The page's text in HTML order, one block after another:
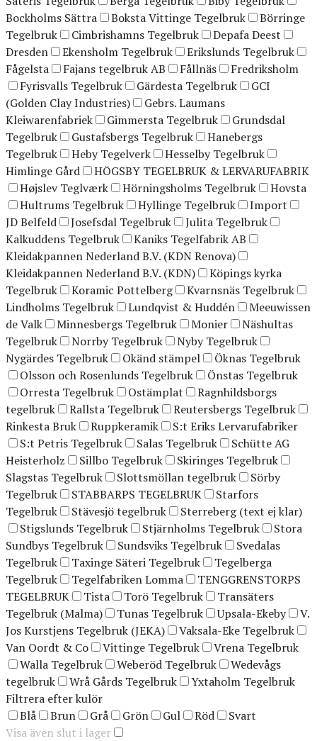
Bockholms Sättra
Boksta Vittinge Tegelbruk
Börringe
Tegelbruk
Cimbrishamns Tegelbruk
Depafa Deest
Dresden
Ekensholm Tegelbruk
Erikslunds Tegelbruk
Fågelsta
Fajans tegelbruk AB Fållnäs
Fredriksholm
Fyrisvalls Tegelbruk
Gärdesta Tegelbruk
GCI
(Golden Clay Industries)
Gebrs. Laumans
Kleiwarenfabriek
Gimmersta Tegelbruk
Grundsdal
Tegelbruk
Gustafsbergs Tegelbruk
Hanebergs
Tegelbruk
Heby Tegelverk
Hesselby Tegelbruk
Himlinge Gård
HÖGSBY TEGELBRUK & LERVARUFABRIK
Højslev Teglværk
Hörningsholms Tegelbruk
Hovsta
Hultrums Tegelbruk
Hyllinge Tegelbruk
Import
JD Belfeld
Josefsdal Tegelbruk
Julita Tegelbruk
Kalkuddens Tegelbruk
Kaniks Tegelfabrik AB
Kleidakpannen Nederland B.V. (KDN Renova)
Kleidakpannen Nederland B.V. (KDN)
Köpings kyrka
Tegelbruk
Koramic Pottelberg
Kvarnsnäs Tegelbruk
Lindholms Tegelbruk
Lundqvist & Huddén
Meeuwissen
de Valk
Minnesbergs Tegelbruk Monier
Näshultas
Tegelbruk
Norrby Tegelbruk
Nyby Tegelbruk
Nygärdes Tegelbruk
Okänd stämpel
Öknas Tegelbruk
Olsson och Rosenlunds Tegelbruk
Önstas Tegelbruk
Orresta Tegelbruk
Ostämplat
Ragnhildsborgs
tegelbruk
Rallsta Tegelbruk
Reutersbergs Tegelbruk
Rinkesta Bruk
Ruppkeramik
S:t Eriks Lervarufabriker
S:t Petris Tegelbruk
Salas Tegelbruk
Schütte AG
Heisterholz
Sillbo Tegelbruk
Skiringes Tegelbruk
Slagstas Tegelbruk
Slottsmöllan tegelbruk
Sörby
Tegelbruk
STABBARPS TEGELBRUK
Starfors
Tegelbruk
Stävesjö tegelbruk
Sterreberg (text ej klar)
Stigslunds Tegelbruk
Stjärnholms Tegelbruk
Stora
Sundbys Tegelbruk
Sundsviks Tegelbruk
Svedalas
Tegelbruk
Taxinge Säteri Tegelbruk
Tegelberga
Tegelbruk
Tegelfabriken Lomma
TENGGRENSTORPS
TEGELBRUK
Tista Torö Tegelbruk
Transäters
Tegelbruk (Malma)
Tunas Tegelbruk Upsala-Ekeby
V.
Jos Kurstjens Tegelbruk (JEKA)
Vaksala-Eke Tegelbruk
Van Oordt & Co
Vittinge Tegelbruk
Vrena Tegelbruk
Walla Tegelbruk
Weberöd Tegelbruk
Wedevågs
tegelbruk
Wrå Gårds Tegelbruk
Yxtaholm Tegelbruk
Filtrera efter kulör
Blå
Brun Grå Grön Gul Röd
Svart
Visa även slut i lager